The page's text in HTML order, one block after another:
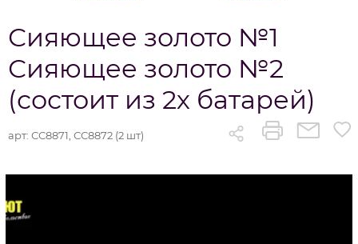
Сияющее золото №1
Сияющее золото №2
(состоит из 2х батарей)
арт: СС8871, СС8872 (2 шт)